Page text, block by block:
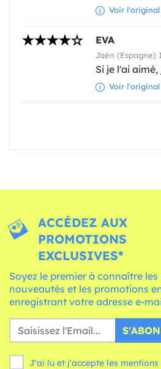
Voir l'original
EVA
Jaén (Espagne)
Si je l'ai
Voir l'original
ACCÉDEZ AUX
PROMOTIONS
EXCLUSIVES*
Soyez le premier à connaître les
nouveautés et les promotions
enregistrant votre adresse e-
J'ai lu et j'accepte les mentions